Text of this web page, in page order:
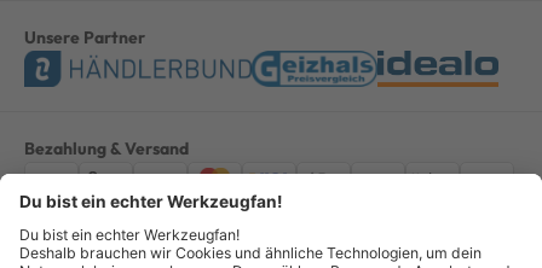
Unsere Partner
Bezahlung & Versand